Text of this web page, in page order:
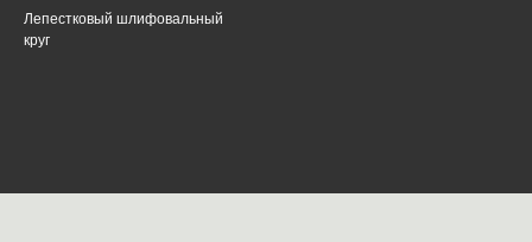
Лепестковый шлифовальный
круг